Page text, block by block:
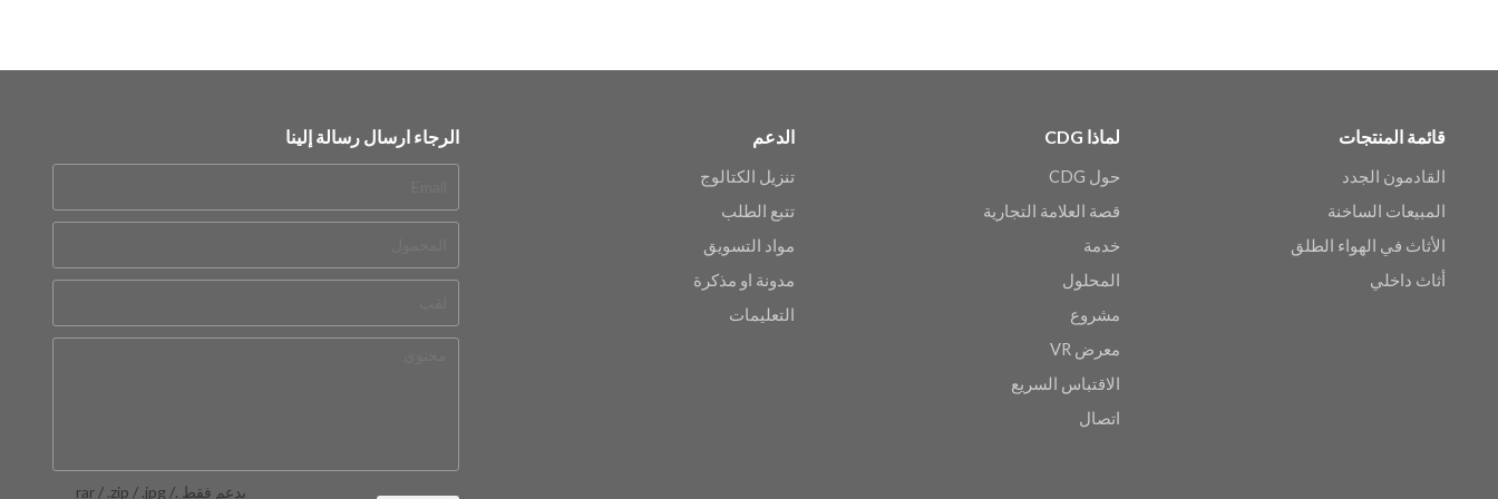
قائمة المنتجات
القادمون الجدد
المبيعات الساخنة
الأثاث في الهواء الطلق
أثاث داخلي
لماذا CDG
حول CDG
قصة العلامة التجارية
خدمة
المحلول
مشروع
معرض VR
الاقتباس السريع
اتصال
الدعم
تنزيل الكتالوج
تتبع الطلب
مواد التسويق
مدونة او مذكرة
التعليمات
الرجاء ارسال رسالة إلينا
يدعم فقط .rar / .zip / .jpg /